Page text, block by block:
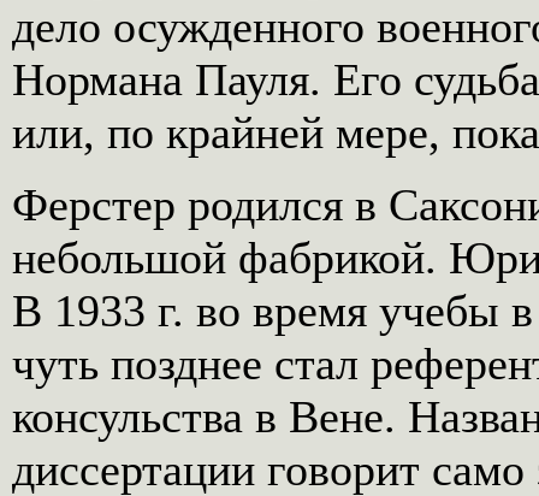
дело осужденного
Нормана Пауля. Его
или, по крайней мере,
Ферстер родился в
небольшой фабрикой.
В 1933 г. во время учебы
чуть позднее стал
консульства в Вене.
диссертации говорит